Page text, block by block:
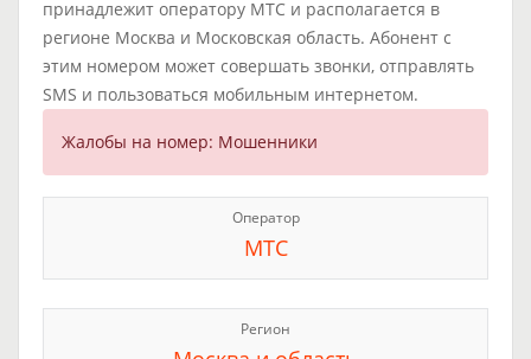
принадлежит оператору МТС и располагается в
регионе Москва и Московская область. Абонент с
этим номером может совершать звонки, отправлять
SMS и пользоваться мобильным интернетом.
Жалобы на номер: Мошенники
Оператор
МТС
Регион